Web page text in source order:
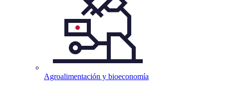
Agroalimentación y bioeconomía